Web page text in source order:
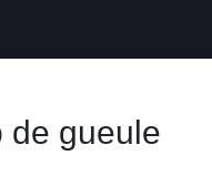
de gueule